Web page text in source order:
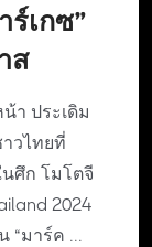
เกซ”
ส
า ประเดิม
วไทยที่
ศึก โมโตจี
2024
“มาร์ค ...